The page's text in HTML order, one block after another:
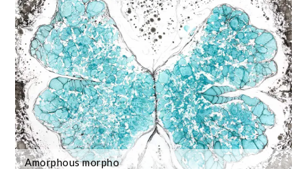
Amorphous morpho